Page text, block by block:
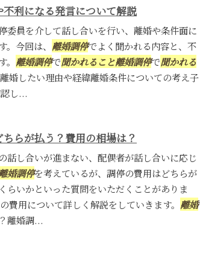
利になる発言について解説
委員を介して話し合いを行い、離婚や条件面に
今回は、 離婚調停でよく聞かれる内容と、不
離婚調停で聞かれること離婚調停で聞かれる
婚したい理由や経緯離婚条件についての考え子
し...
らが払う？費用の相場は？
話し合いが進まない、配偶者が話し合いに応じ
婚調停を考えているが、調停の費用はどちらが
らいかといった質問をいただくことがありま
費用について詳しく解説をしていきます。 離婚
離婚調...